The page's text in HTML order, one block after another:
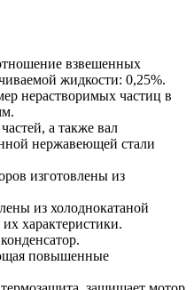
взвешенных
жидкости: 0,25%.
нерастворимых частиц в
а также вал
нержавеющей стали
изготовлены из
из холоднокатаной
характеристики.
повышенные